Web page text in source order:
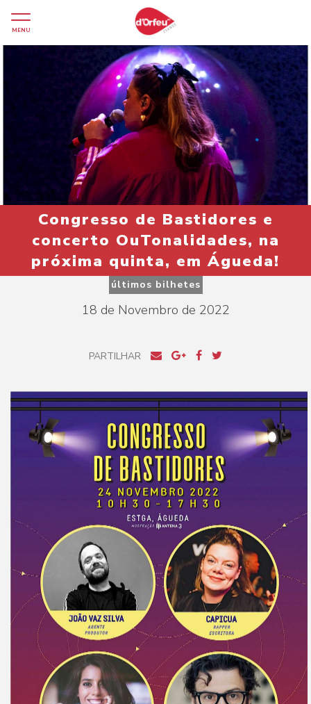
MENU
Congresso de Bastidores e
concerto OuTonalidades, na
próxima quinta, em Águeda!
últimos bilhetes
18 de Novembro de 2022
PARTILHAR